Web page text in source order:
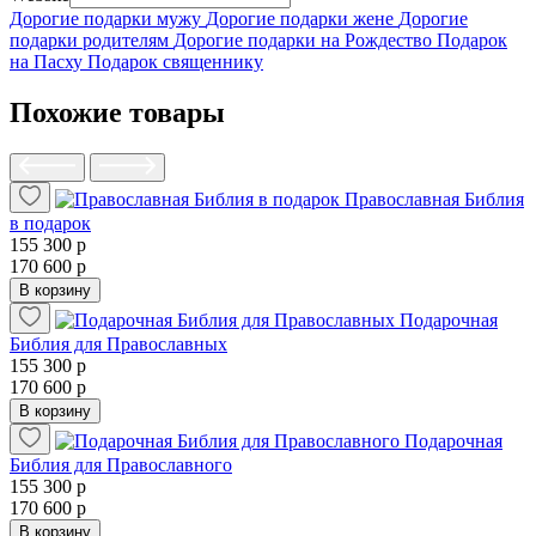
Дорогие подарки мужу Дорогие подарки жене Дорогие
подарки родителям Дорогие подарки на Рождество Подарок
на Пасху Подарок священнику
Похожие товары
Православная Библия
в подарок
155 300 р
170 600 р
В корзину
Подарочная
Библия для Православных
155 300 р
170 600 р
В корзину
Подарочная
Библия для Православного
155 300 р
170 600 р
В корзину